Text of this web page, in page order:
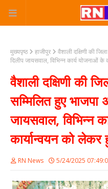
मुख्यपृष्ठ हाजीपुर
वैशाली दक्षिणी की
दिलीप जायसवाल, विभिन्न कार्य योजनाओं के
वैशाली दक्षिणी की
सम्मिलित हुए भाजपा
जायसवाल, विभिन्न
कार्यान्वयन को लेकर
RN News 5/24/2025